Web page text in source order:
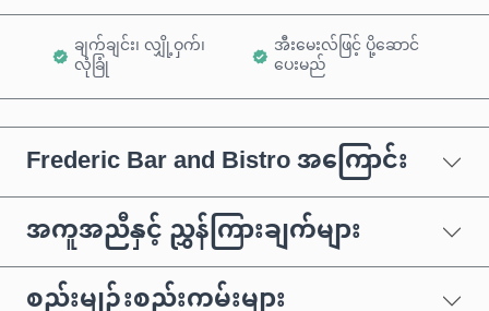
ချက်ချင်း၊ လျှို့ဝှက်၊
လုံခြုံ
အီးမေးလ်ဖြင့် ပို့ဆောင်
ပေးမည်
Frederic Bar and Bistro အကြောင်း
အကူအညီနှင့် ညွှန်ကြားချက်များ